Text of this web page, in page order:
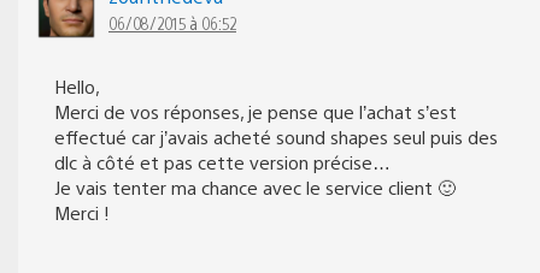
06/08/2015 à 06:52
Hello,
Merci de vos réponses, je pense que l’achat s’est
effectué car j’avais acheté sound shapes seul puis des
dlc à côté et pas cette version précise…
Je vais tenter ma chance avec le service client 🙂
Merci !